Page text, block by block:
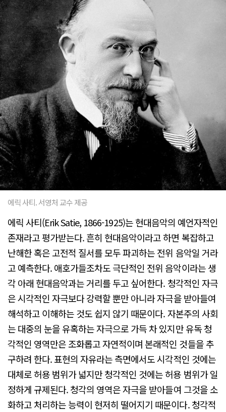
에릭 사티. 서영처 교수 제공
에릭 사티(Erik Satie, 1866-1925)는 현대음악의 예언자적인
존재라고 평가받는다. 흔히 현대음악이라고 하면 복잡하고
난해한 혹은 고전적 질서를 모두 파괴하는 전위 음악일 거라
고 예측한다. 애호가들조차도 극단적인 전위 음악이라는 생
각 아래 현대음악과는 거리를 두고 싶어한다. 청각적인 자극
은 시각적인 자극보다 강력할 뿐만 아니라 자극을 받아들여
해석하고 이해하는 것도 쉽지 않기 때문이다. 자본주의 사회
는 대중의 눈을 유혹하는 자극으로 가득 차 있지만 유독 청
각적인 영역만은 조화롭고 자연적이며 본래적인 것들을 추
구하려 한다. 표현의 자유라는 측면에서도 시각적인 것에는
대체로 허용 범위가 넓지만 청각적인 것에는 허용 범위가 일
정하게 규제된다. 청각의 영역은 자극을 받아들여 그것을 소
화하고 처리하는 능력이 현저히 떨어지기 때문이다. 청각적